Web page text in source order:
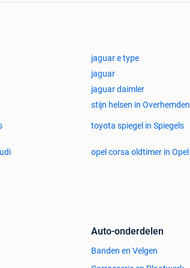
op, wij staan steeds tot u dienst.
jaguar e type
jaguar
jaguar daimler
stijn helsen in Overhemden
toyota spiegel in Spiegels
opel corsa oldtimer in Opel
Auto-onderdelen
Banden en Velgen